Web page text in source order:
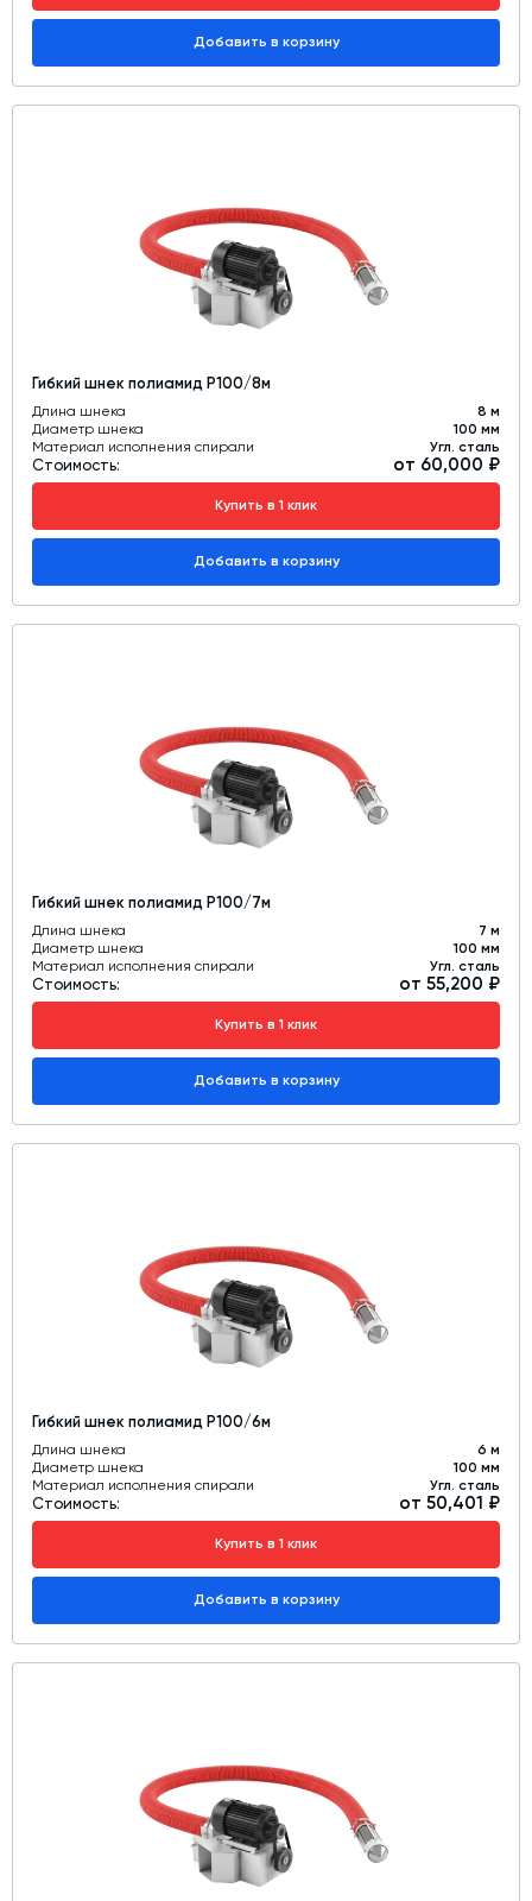
Добавить в корзину
Гибкий шнек полиамид Р100/8м
Длина шнека
8 м
Диаметр шнека
100 мм
Материал исполнения спирали
Угл. сталь
Стоимость: от 60,000 ₽
Купить в 1 клик
Добавить в корзину
Гибкий шнек полиамид Р100/7м
Длина шнека
7 м
Диаметр шнека
100 мм
Материал исполнения спирали
Угл. сталь
Стоимость: от 55,200 ₽
Купить в 1 клик
Добавить в корзину
Гибкий шнек полиамид Р100/6м
Длина шнека
6 м
Диаметр шнека
100 мм
Материал исполнения спирали
Угл. сталь
Стоимость: от 50,401 ₽
Купить в 1 клик
Добавить в корзину